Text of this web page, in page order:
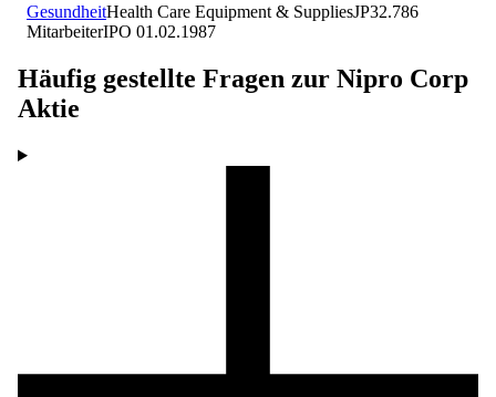
GesundheitHealth Care Equipment & SuppliesJP32.786
MitarbeiterIPO 01.02.1987
Häufig gestellte Fragen zur Nipro Corp
Aktie